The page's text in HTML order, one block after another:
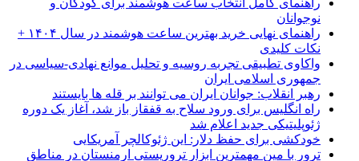
نوجوانان
راهنمای نهایی خرید بهترین ساعت هوشمند در سال ۱۴۰۴ +
نکات کلیدی
واکاوی تطبیقی تجربه روسیه و تحلیل موانع نهادی-سیاسی در
جمهوری اسلامی ایران
رهبر انقلاب: جوانان ایران می توانند بر قله ها بایستند
راه انگلیس برای ورود سلاح به قفقاز باز شد، آغاز یک دوره
ژئوپلیتیکی جدید اعلام شد
خودکشی برای حفظ دلار: این ژئوکالچر آمریکایی
ترور با مین مهمترین ابزار تروریستی ارمنستان در مناطق